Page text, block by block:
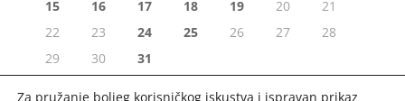
15
16 17 18 19 20
21
22
23 24 25 26 27
28
29
30
31
« stu
sij »
Za pružanje boljeg korisničkog iskustva i ispravan prikaz